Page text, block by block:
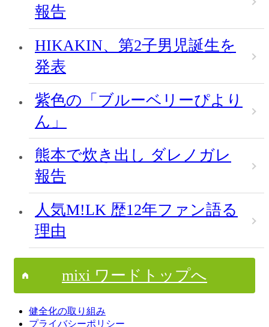
報告
HIKAKIN、第2子男児誕生を
発表
紫色の「ブルーベリーぴより
ん」
熊本で炊き出し ダレノガレ
報告
人気M!LK 歴12年ファン語る
理由
mixi ワードトップへ
健全化の取り組み
プライバシーポリシー